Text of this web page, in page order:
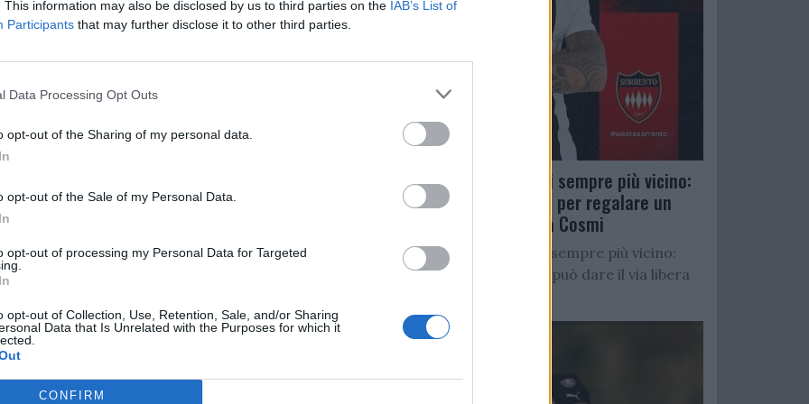
This information may also be disclosed by us to third parties on the IAB’s List of
Participants that may further disclose it to other third parties.
Data Processing Opt Outs
opt-out of the Sharing of my personal data.
opt-out of the Sale of my Personal Data.
opt-out of processing my Personal Data for Targeted
opt-out of Collection, Use, Retention, Sale, and/or Sharing
Data that Is Unrelated with the Purposes for which it
CONFIRM
per la sfida tra Salernitana e
alle ore 15:00 allo stadio "Arechi" di
Salernitana, D’Ursi sempre più vicino:
Faggiano accelera per regalare un
altro attaccante a Cosmi
Salernitana, D’Ursi sempre più vicino:
Starita al Sorrento può dare il via libera